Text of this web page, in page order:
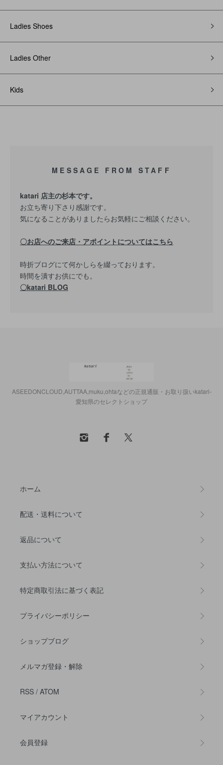
Ladies Shoes
Ladies Other
Kids
MESSAGE FROM STAFF
katari 店主の杉本です。
お立ち寄り下さり感謝です。
気になることがありましたらお気軽にご相談ください。
〇お店へのご来店・アポイントについてはこちら
時折ブログにて何かしらを綴っております。
時間を潰すお供にでも。
〇katari BLOG
ASEEDONCLOUD,AUTTAA,muku,ohtaなどの正規通販・お取り扱いkatari-
愛知県のセレクトショップ
ホーム
配送・送料について
返品について
支払い方法について
特定商取引法に基づく表記
プライバシーポリシー
ショップブログ
メルマガ登録・解除
RSS / ATOM
マイアカウント
会員登録